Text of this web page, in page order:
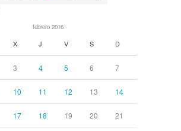
febrero 2016
X J V S D
3 4 5 6 7
10 11 12 13 14
17 18 19 20 21